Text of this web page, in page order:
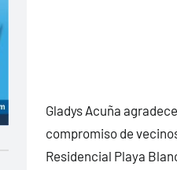
Gladys Acuña
compromiso de
Residencial Playa